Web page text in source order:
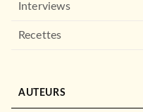
Interviews
Recettes
AUTEURS